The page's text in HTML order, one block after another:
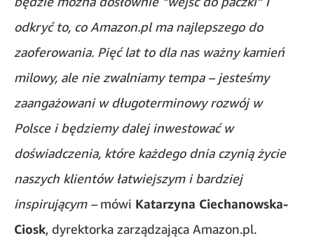
odkryć to, co Amazon.pl ma najlepszego do
zaoferowania. Pięć lat to dla nas ważny kamień
milowy, ale nie zwalniamy tempa – jesteśmy
zaangażowani w długoterminowy rozwój w
Polsce i będziemy dalej inwestować w
doświadczenia, które każdego dnia czynią życie
naszych klientów łatwiejszym i bardziej
inspirującym –mówi Katarzyna Ciechanowska-
Ciosk, dyrektorka zarządzająca Amazon.pl.